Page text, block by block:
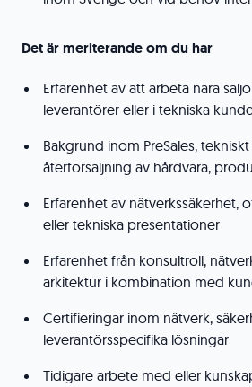
Det är meriterande om du har
Erfarenhet av att arbeta nära
leverantörer eller i tekniska
Bakgrund inom PreSales,
återförsäljning av hårdvara,
Erfarenhet av nätverkssäkerhet,
eller tekniska presentationer
Erfarenhet från konsultroll,
arkitektur i kombination med
Certifieringar inom nätverk,
leverantörsspecifika lösningar
Tidigare arbete med eller